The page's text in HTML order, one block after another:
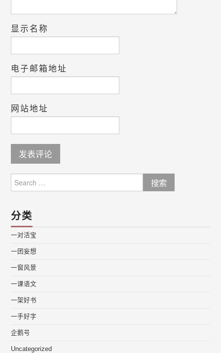
显示名称
电子邮箱地址
网站地址
for:
分类
一对活宝
一团妄想
一窗风景
一课语文
一架好书
一手好字
企鹅号
Uncategorized